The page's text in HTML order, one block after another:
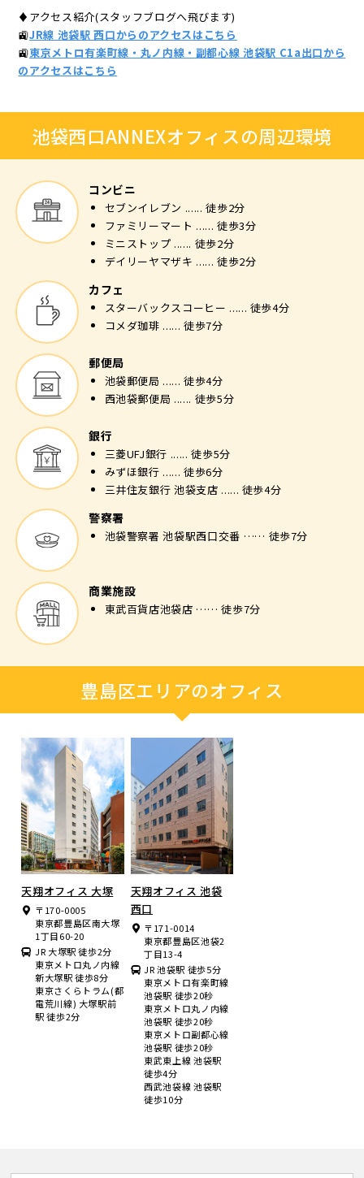
♦アクセス紹介(スタッフブログへ飛びます)
🚉JR線 池袋駅 西口からのアクセスはこちら
🚉東京メトロ有楽町線・丸ノ内線・副都心線 池袋駅 C1a出口から
のアクセスはこちら
池袋西口ANNEXオフィスの周辺環境
コンビニ
セブンイレブン ...... 徒歩2分
ファミリーマート ...... 徒歩3分
ミニストップ ...... 徒歩2分
デイリーヤマザキ ...... 徒歩2分
カフェ
スターバックスコーヒー ...... 徒歩4分
コメダ珈琲 ...... 徒歩7分
郵便局
池袋郵便局 ...... 徒歩4分
西池袋郵便局 ...... 徒歩5分
銀行
三菱UFJ銀行 ...... 徒歩5分
みずほ銀行 ...... 徒歩6分
三井住友銀行 池袋支店 ...... 徒歩4分
警察署
池袋警察署 池袋駅西口交番 …… 徒歩7分
商業施設
東武百貨店池袋店 …… 徒歩7分
豊島区エリアのオフィス
天翔オフィス 大塚
〒170-0005
東京都豊島区南大塚
1丁目60-20
JR 大塚駅 徒歩2分
東京メトロ丸ノ内線
新大塚駅 徒歩8分
東京さくらトラム(都
電荒川線) 大塚駅前
駅 徒歩2分
天翔オフィス 池袋
西口
〒171-0014
東京都豊島区池袋2
丁目13-4
JR 池袋駅 徒歩5分
東京メトロ有楽町線
池袋駅 徒歩20秒
東京メトロ丸ノ内線
池袋駅 徒歩20秒
東京メトロ副都心線
池袋駅 徒歩20秒
東武東上線 池袋駅
徒歩4分
西武池袋線 池袋駅
徒歩10分